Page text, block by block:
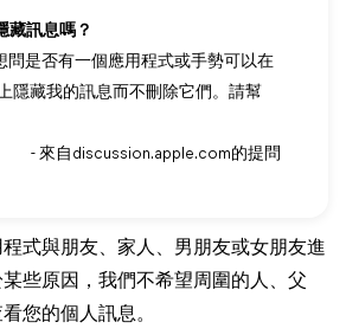
藏訊息嗎？
問是否有一個應用程式或手勢可以在
隱藏我的訊息而不刪除它們。請幫
- 來自discussion.apple.com的提問
式與朋友、家人、男朋友或女朋友進
些原因，我們不希望周圍的人、父
您的個人訊息。